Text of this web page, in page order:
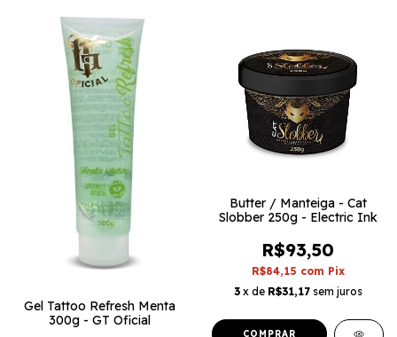
Gel Tattoo Refresh Menta
300g - GT Oficial
Butter / Manteiga - Cat
Slobber 250g - Electric Ink
R$93,50
R$84,15 com Pix
3 x de R$31,17 sem juros